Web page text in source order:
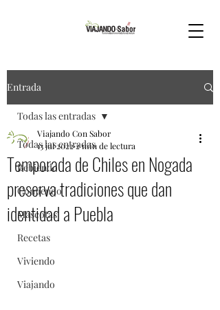
Entrada
Todas las entradas
Bebiendo
Comiendo
Mascotas
Recetas
Viviendo
Viajando
Todas las entradas
Temporada de Chiles en Nogada
preserva tradiciones que dan
identidad a Puebla
Viajando Con Sabor
13 jul 20222 min de lectura